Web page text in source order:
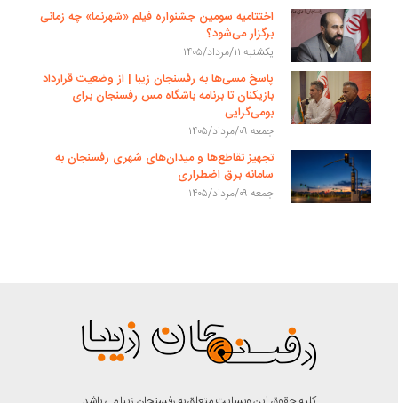
اختتامیه سومین جشنواره فیلم «شهرنما» چه زمانی
برگزار می‌شود؟
یکشنبه ۱۱/مرداد/۱۴۰۵
پاسخ مسی‌ها به رفسنجان زیبا | از وضعیت قرارداد
بازیکنان تا برنامه باشگاه مس رفسنجان برای
بومی‌گرایی
جمعه ۰۹/مرداد/۱۴۰۵
تجهیز تقاطع‌ها و میدان‌های شهری رفسنجان به
سامانه برق اضطراری
جمعه ۰۹/مرداد/۱۴۰۵